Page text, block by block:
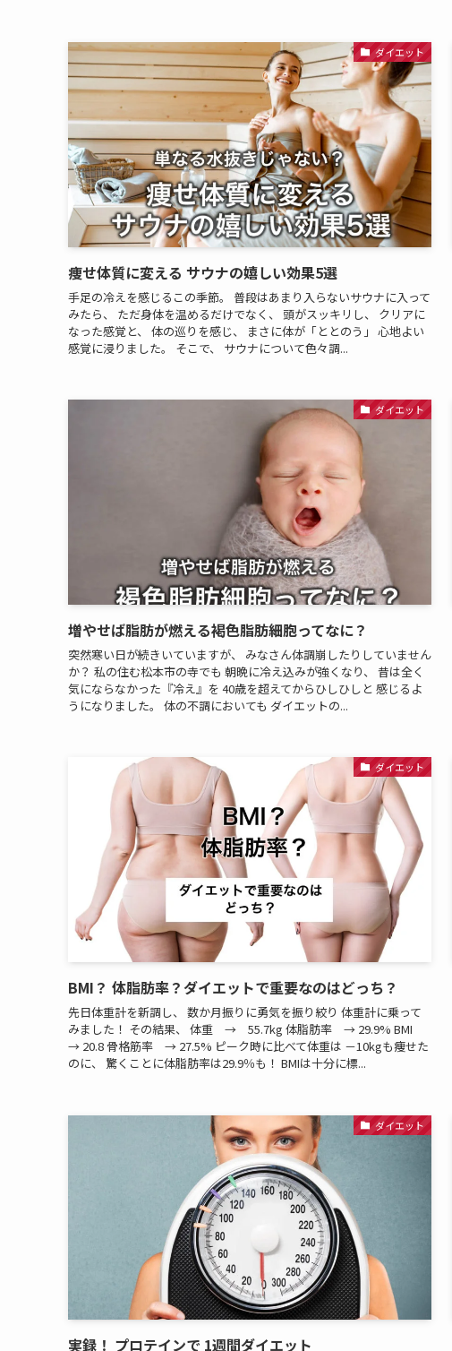
ダイエット
痩せ体質に変える サウナの嬉しい効果5選
手足の冷えを感じるこの季節。 普段はあまり入らないサウナに入って
みたら、 ただ身体を温めるだけでなく、 頭がスッキリし、 クリアに
なった感覚と、 体の巡りを感じ、 まさに体が「ととのう」 心地よい
感覚に浸りました。 そこで、 サウナについて色々調...
ダイエット
増やせば脂肪が燃える褐色脂肪細胞ってなに？
突然寒い日が続きいていますが、 みなさん体調崩したりしていません
か？ 私の住む松本市の寺でも 朝晩に冷え込みが強くなり、 昔は全く
気にならなかった『冷え』を 40歳を超えてからひしひしと 感じるよ
うになりました。 体の不調においても ダイエットの...
ダイエット
BMI？ 体脂肪率？ダイエットで重要なのはどっち？
先日体重計を新調し、 数か月振りに勇気を振り絞り 体重計に乗って
みました！ その結果、 体重 → 55.7kg 体脂肪率 → 29.9% BMI
→ 20.8 骨格筋率 → 27.5% ピーク時に比べて体重は －10kgも痩せた
のに、 驚くことに体脂肪率は29.9％も！ BMIは十分に標...
ダイエット
実録！ プロテインで 1週間ダイエット